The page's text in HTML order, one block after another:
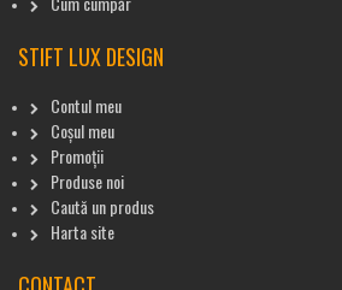
STIFT LUX DESIGN
Contul meu
Coșul meu
Promoții
Produse noi
Caută un produs
Harta site